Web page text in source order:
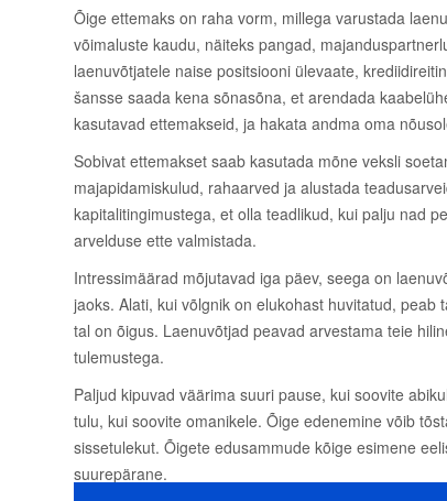
Õige ettemaks on raha vorm, millega varustada
võimaluste kaudu, näiteks pangad,
laenuvõtjatele naise positsiooni ülevaate,
šansse saada kena sõnasõna, et arendada
kasutavad ettemakseid, ja hakata andma oma
Sobivat ettemakset saab kasutada mõne veksli
majapidamiskulud, rahaarved ja alustada
kapitalitingimustega, et olla teadlikud, kui palju nad
arvelduse ette valmistada.
Intressimäärad mõjutavad iga päev, seega on
jaoks. Alati, kui võlgnik on elukohast huvitatud,
tal on õigus. Laenuvõtjad peavad arvestama teie
tulemustega.
Paljud kipuvad väärima suuri pause, kui soovite
tulu, kui soovite omanikele. Õige edenemine võib
sissetulekut. Õigete edusammude kõige esimene
suurepärane.